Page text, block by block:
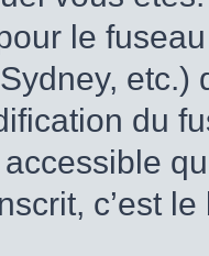
le
etc.)
du
accessible
c’est